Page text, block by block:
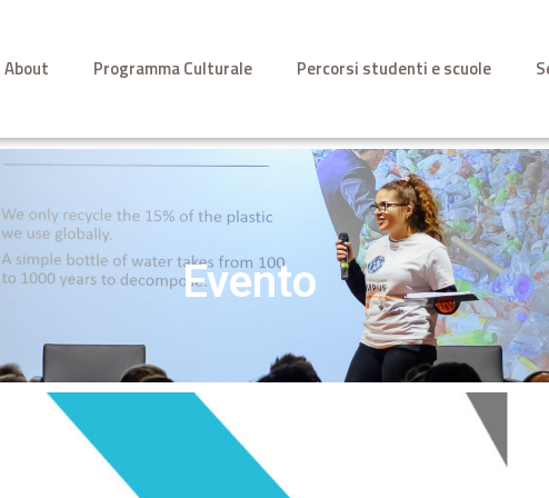
About Programma Culturale Percorsi studenti e scuole
Evento